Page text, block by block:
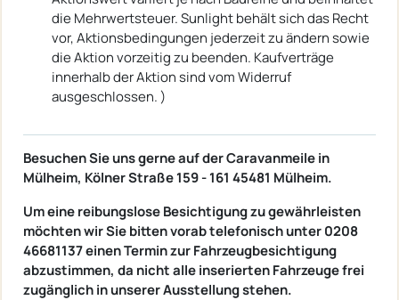
die Mehrwertsteuer. Sunlight behält sich das Recht
vor, Aktionsbedingungen jederzeit zu ändern sowie
die Aktion vorzeitig zu beenden. Kaufverträge
innerhalb der Aktion sind vom Widerruf
ausgeschlossen. )
Besuchen Sie uns gerne auf der Caravanmeile in
Mülheim, Kölner Straße 159 - 161 45481 Mülheim.
Um eine reibungslose Besichtigung zu gewährleisten
möchten wir Sie bitten vorab telefonisch unter 0208
46681137 einen Termin zur Fahrzeugbesichtigung
abzustimmen, da nicht alle inserierten Fahrzeuge frei
zugänglich in unserer Ausstellung stehen.